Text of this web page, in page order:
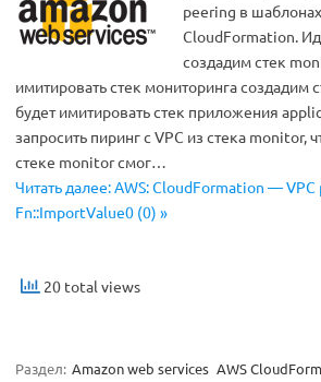
peering в
CloudFormation.
создадим стек
имитировать стек мониторинга
будет имитировать стек приложения
запросить пиринг с VPC из стека monitor,
стеке monitor смог…
Читать далее: AWS: CloudFormation —
Fn::ImportValue0 (0) »
20 total views
Раздел: Amazon web services AWS